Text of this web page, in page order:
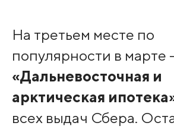
На третьем месте по
популярности в марте
«Дальневосточная и
арктическая
всех выдач Сбера.